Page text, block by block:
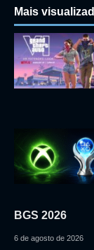
Mais
BGS 2026
6 de agosto de 2026